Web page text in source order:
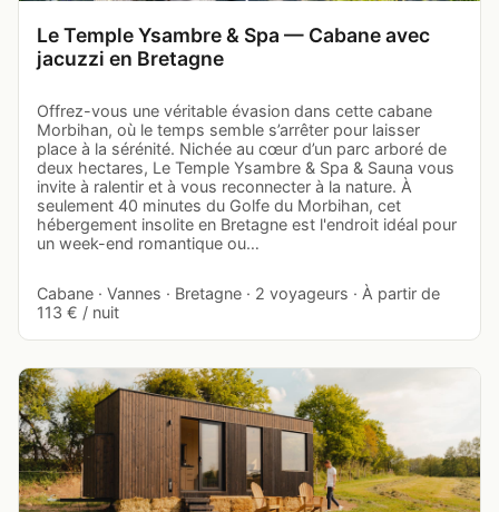
Le Temple Ysambre & Spa — Cabane avec
jacuzzi en Bretagne
Offrez-vous une véritable évasion dans cette cabane
Morbihan, où le temps semble s’arrêter pour laisser
place à la sérénité. Nichée au cœur d’un parc arboré de
deux hectares, Le Temple Ysambre & Spa & Sauna vous
invite à ralentir et à vous reconnecter à la nature. À
seulement 40 minutes du Golfe du Morbihan, cet
hébergement insolite en Bretagne est l'endroit idéal pour
un week-end romantique ou…
Cabane · Vannes · Bretagne · 2 voyageurs · À partir de
113 € / nuit